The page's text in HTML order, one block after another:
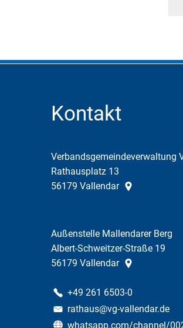
Kontakt
Verbandsgemeindeverwaltung
Rathausplatz 13
56179 Vallendar
Außenstelle Mallendarer Berg
Albert-Schweitzer-Straße 19
56179 Vallendar
+49 261 6503-0
rathaus@vg-vallendar.de
whatsapp.com/channel/